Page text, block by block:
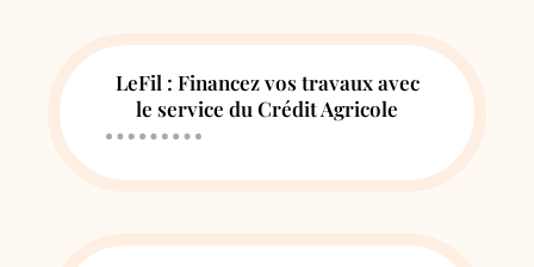
LeFil : Financez vos travaux avec
le service du Crédit Agricole